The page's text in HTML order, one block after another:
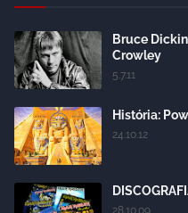
Bruce
Crowley
5.7.11
História:
24.10.12
28.10.09